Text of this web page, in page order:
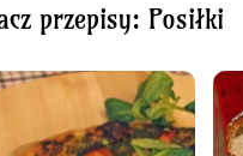
przepisy: Posiłki